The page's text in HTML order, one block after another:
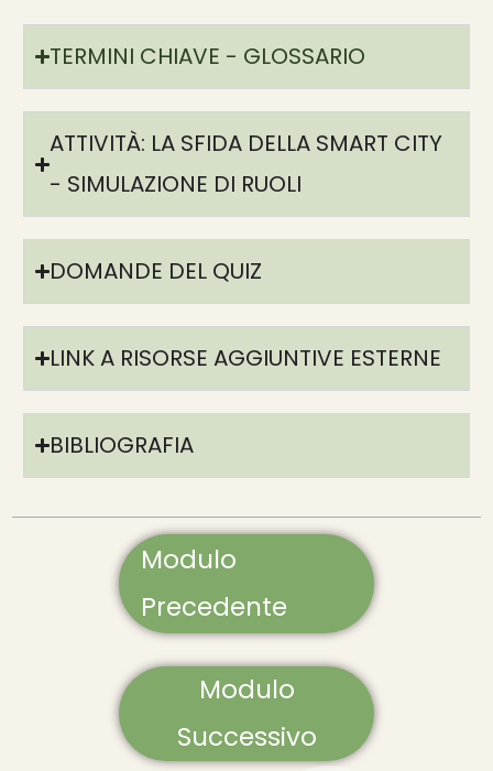
TERMINI CHIAVE - GLOSSARIO
ATTIVITÀ: LA SFIDA DELLA SMART CITY
- SIMULAZIONE DI RUOLI
DOMANDE DEL QUIZ
LINK A RISORSE AGGIUNTIVE ESTERNE
BIBLIOGRAFIA
Modulo
Precedente
Modulo
Successivo